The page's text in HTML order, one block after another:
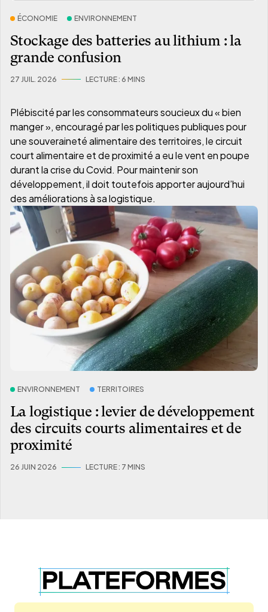
ÉCONOMIE ENVIRONNEMENT
Stockage des batteries au lithium : la
grande confusion
27 JUIL. 2026 LECTURE : 6 MINS
ENVIRONNEMENT TERRITOIRES
La logistique : levier de développement
des circuits courts alimentaires et de
proximité
Plébiscité par les consommateurs soucieux du « bien
manger », encouragé par les politiques publiques pour
une souveraineté alimentaire des territoires, le circuit
court alimentaire et de proximité a eu le vent en poupe
durant la crise du Covid. Pour maintenir son
développement, il doit toutefois apporter aujourd’hui
des améliorations à sa logistique.
26 JUIN 2026 LECTURE : 7 MINS
VISITEZ AUSSI